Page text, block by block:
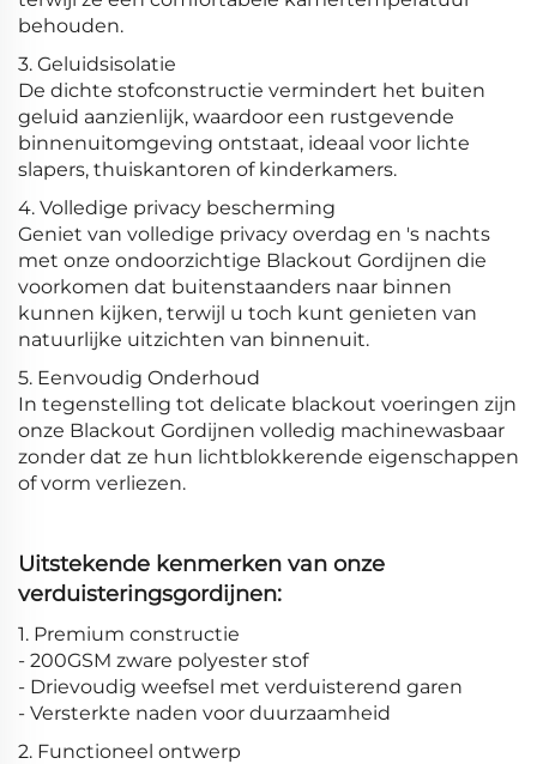
behouden.
3. Geluidsisolatie
De dichte stofconstructie vermindert het buiten
geluid aanzienlijk, waardoor een rustgevende
binnenuitomgeving ontstaat, ideaal voor lichte
slapers, thuiskantoren of kinderkamers.
4. Volledige privacy bescherming
Geniet van volledige privacy overdag en 's nachts
met onze ondoorzichtige Blackout Gordijnen die
voorkomen dat buitenstaanders naar binnen
kunnen kijken, terwijl u toch kunt genieten van
natuurlijke uitzichten van binnenuit.
5. Eenvoudig Onderhoud
In tegenstelling tot delicate blackout voeringen zijn
onze Blackout Gordijnen volledig machinewasbaar
zonder dat ze hun lichtblokkerende eigenschappen
of vorm verliezen.
Uitstekende kenmerken van onze
verduisteringsgordijnen:
1. Premium constructie
- 200GSM zware polyester stof
- Drievoudig weefsel met verduisterend garen
- Versterkte naden voor duurzaamheid
2. Functioneel ontwerp